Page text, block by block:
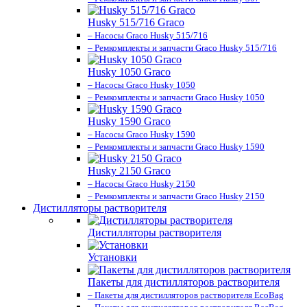
Husky 515/716 Graco
– Насосы Graco Husky 515/716
– Ремкомплекты и запчасти Graco Husky 515/716
Husky 1050 Graco
– Насосы Graco Husky 1050
– Ремкомплекты и запчасти Graco Husky 1050
Husky 1590 Graco
– Насосы Graco Husky 1590
– Ремкомплекты и запчасти Graco Husky 1590
Husky 2150 Graco
– Насосы Graco Husky 2150
– Ремкомплекты и запчасти Graco Husky 2150
Дистилляторы растворителя
Дистилляторы растворителя
Установки
Пакеты для дистилляторов растворителя
– Пакеты для дистилляторов растворителя EcoBag